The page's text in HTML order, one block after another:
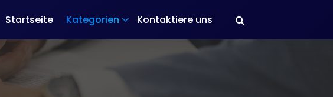
Startseite Kategorien Kontaktiere uns